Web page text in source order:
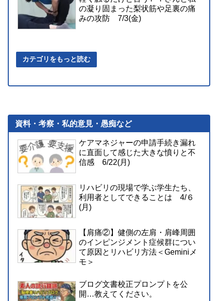
の凝り固まった梨状筋や足裏の痛
みの攻防 7/3(金)
カテゴリをもっと読む
資料・考察・私的意見・愚痴など
ケアマネジャーの申請手続き漏れ
に直面して感じた大きな憤りと不
信感 6/22(月)
リハビリの現場で学ぶ学生たち、
利用者としてできることは 4/６
(月)
【肩痛②】健側の左肩・肩峰周囲
のインピンジメント症候群につい
て原因とリハビリ方法＜Geminiメ
モ＞
ブログ文書校正プロンプトを公
開…教えてください。